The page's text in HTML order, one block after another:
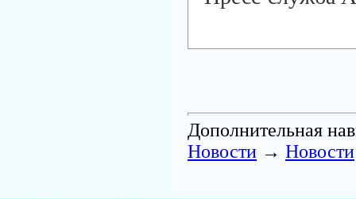
Дополнительная
Новости → Новости